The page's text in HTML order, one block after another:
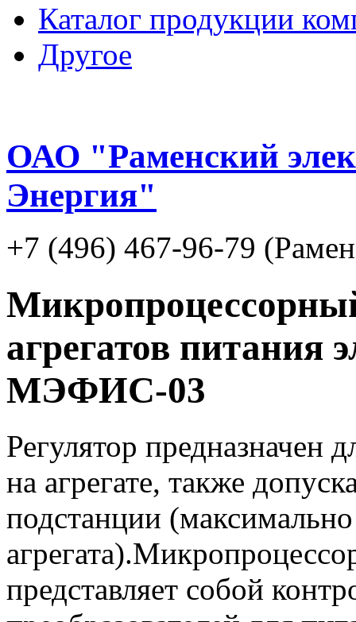
Каталог продукции
Другое
ОАО "Раменский
Энергия"
+7 (496) 467-96-79
агрегатов питания
МЭФИС-03
Регулятор предназначен
на агрегате, также
подстанции
представляет собой